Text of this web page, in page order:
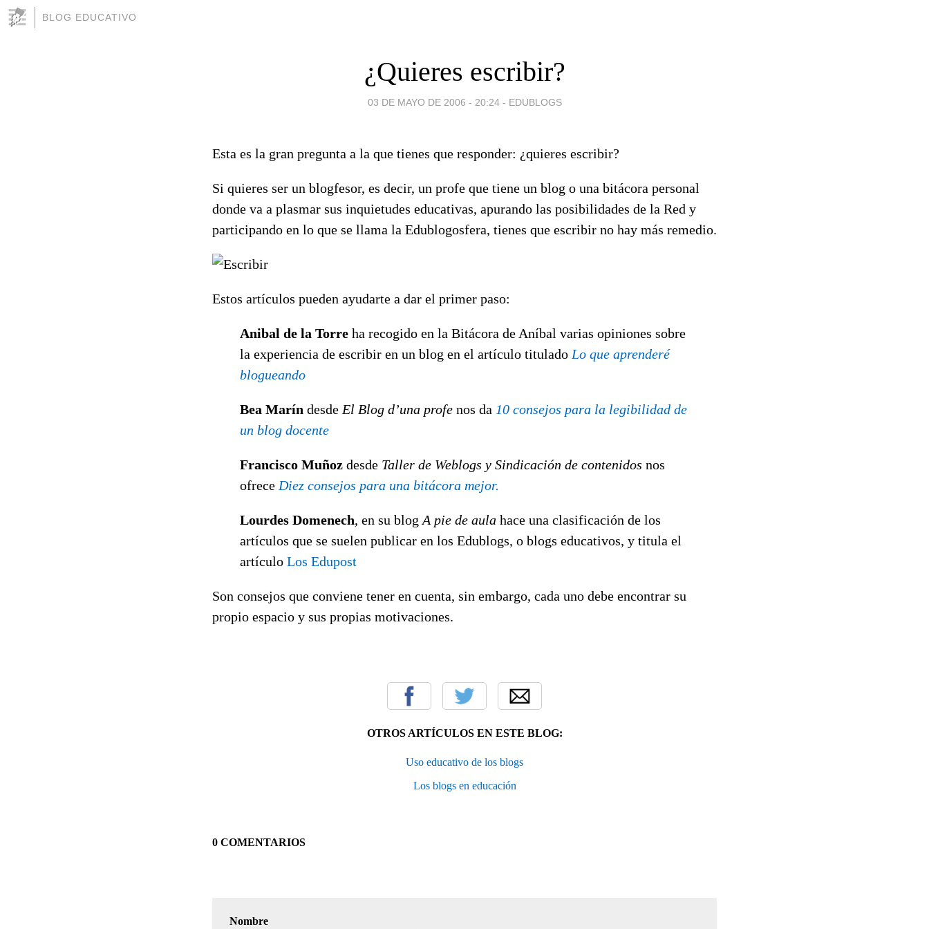
BLOG EDUCATIVO
¿Quieres escribir?
03 DE MAYO DE 2006 - 20:24 - EDUBLOGS
Esta es la gran pregunta a la que tienes que responder: ¿quieres escribir?
Si quieres ser un blogfesor, es decir, un profe que tiene un blog o una bitácora personal
donde va a plasmar sus inquietudes educativas, apurando las posibilidades de la Red y
participando en lo que se llama la Edublogosfera, tienes que escribir no hay más remedio.
Estos artículos pueden ayudarte a dar el primer paso:
Anibal de la Torre ha recogido en la Bitácora de Aníbal varias opiniones sobre
la experiencia de escribir en un blog en el artículo titulado Lo que aprenderé
blogueando
Bea Marín desde El Blog d’una profe nos da 10 consejos para la legibilidad de
un blog docente
Francisco Muñoz desde Taller de Weblogs y Sindicación de contenidos nos
ofrece Diez consejos para una bitácora mejor.
Lourdes Domenech, en su blog A pie de aula hace una clasificación de los
artículos que se suelen publicar en los Edublogs, o blogs educativos, y titula el
artículo Los Edupost
Son consejos que conviene tener en cuenta, sin embargo, cada uno debe encontrar su
propio espacio y sus propias motivaciones.
OTROS ARTÍCULOS EN ESTE BLOG:
Uso educativo de los blogs
Los blogs en educación
0 COMENTARIOS
Nombre